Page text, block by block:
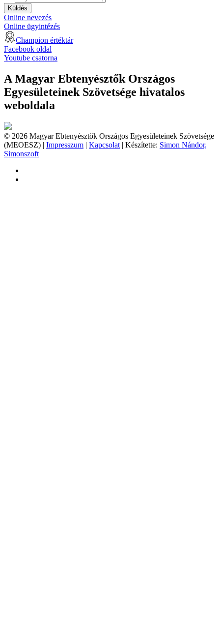
Küldés
Online nevezés
Online ügyintézés
Champion értéktár
Facebook oldal
Youtube csatorna
A Magyar Ebtenyésztők Országos
Egyesületeinek Szövetsége hivatalos
weboldala
© 2026 Magyar Ebtenyésztők Országos Egyesületeinek Szövetsége
(MEOESZ) | Impresszum | Kapcsolat | Készítette: Simon Nándor,
Simonszoft